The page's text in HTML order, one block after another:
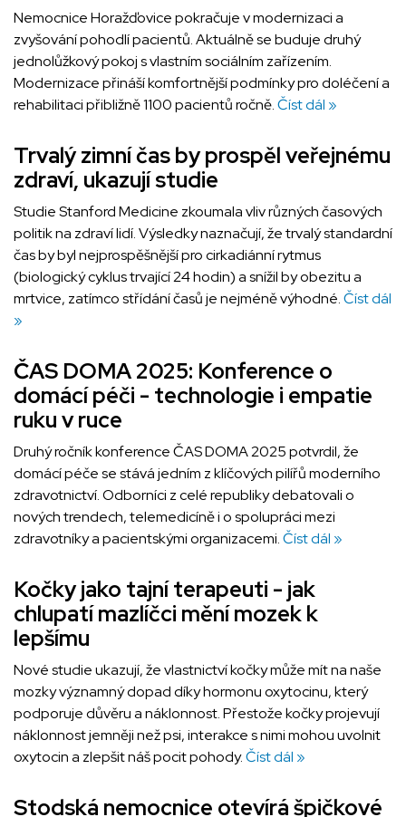
Nemocnice Horažďovice pokračuje v modernizaci a
zvyšování pohodlí pacientů. Aktuálně se buduje druhý
jednolůžkový pokoj s vlastním sociálním zařízením.
Modernizace přináší komfortnější podmínky pro doléčení a
rehabilitaci přibližně 1100 pacientů ročně.Číst dál »
Trvalý zimní čas by prospěl veřejnému
zdraví, ukazují studie
Studie Stanford Medicine zkoumala vliv různých časových
politik na zdraví lidí. Výsledky naznačují, že trvalý standardní
čas by byl nejprospěšnější pro cirkadiánní rytmus
(biologický cyklus trvající 24 hodin) a snížil by obezitu a
mrtvice, zatímco střídání časů je nejméně výhodné.Číst dál
»
ČAS DOMA 2025: Konference o
domácí péči - technologie i empatie
ruku v ruce
Druhý ročník konference ČAS DOMA 2025 potvrdil, že
domácí péče se stává jedním z klíčových pilířů moderního
zdravotnictví. Odborníci z celé republiky debatovali o
nových trendech, telemedicíně i o spolupráci mezi
zdravotníky a pacientskými organizacemi.Číst dál »
Kočky jako tajní terapeuti - jak
chlupatí mazlíčci mění mozek k
lepšímu
Nové studie ukazují, že vlastnictví kočky může mít na naše
mozky významný dopad díky hormonu oxytocinu, který
podporuje důvěru a náklonnost. Přestože kočky projevují
náklonnost jemněji než psi, interakce s nimi mohou uvolnit
oxytocin a zlepšit náš pocit pohody.Číst dál »
Stodská nemocnice otevírá špičkové